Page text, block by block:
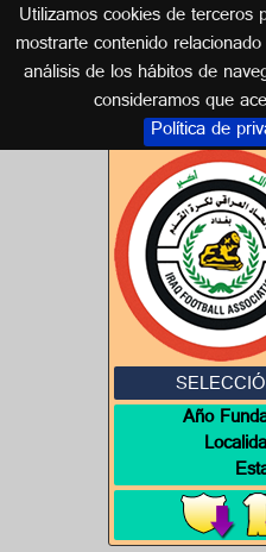
Utilizamos cookies de
mostrarte contenido
análisis de los hábitos de
consideramos que
Política de
Año